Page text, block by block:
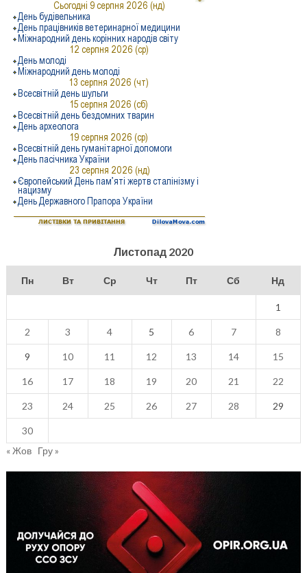
Листопад 2020
Пн Вт Ср Чт Пт Сб Нд
1
2 3 4 5 6 7 8
9 10 11 12 13 14 15
16 17 18 19 20 21 22
23 24 25 26 27 28 29
30
« Жов Гру »